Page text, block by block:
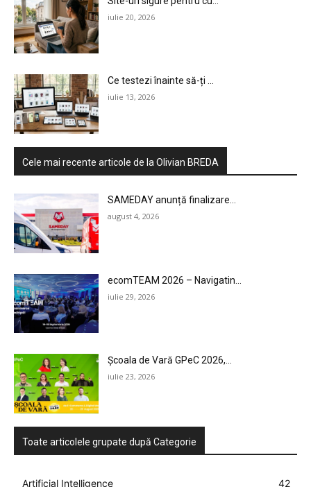
iulie 20, 2026
Ce testezi înainte să-ți ...
iulie 13, 2026
Cele mai recente articole de la Olivian BREDA
SAMEDAY anunță finalizare...
august 4, 2026
ecomTEAM 2026 – Navigatin...
iulie 29, 2026
Școala de Vară GPeC 2026,...
iulie 23, 2026
Toate articolele grupate după Categorie
Artificial Intelligence
42